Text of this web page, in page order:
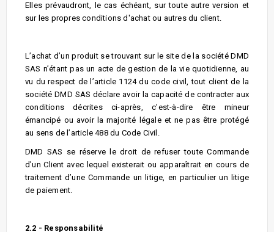
Elles prévaudront, le cas échéant, sur toute autre version et
sur les propres conditions d'achat ou autres du client.
L’achat d’un produit se trouvant sur le site de la société DMD
SAS n’étant pas un acte de gestion de la vie quotidienne, au
vu du respect de l’article 1124 du code civil, tout client de la
société DMD SAS déclare avoir la capacité de contracter aux
conditions décrites ci-après, c'est-à-dire être mineur
émancipé ou avoir la majorité légale et ne pas être protégé
au sens de l’article 488 du Code Civil.
DMD SAS se réserve le droit de refuser toute Commande
d’un Client avec lequel existerait ou apparaîtrait en cours de
traitement d’une Commande un litige, en particulier un litige
de paiement.
2.2 - Responsabilité